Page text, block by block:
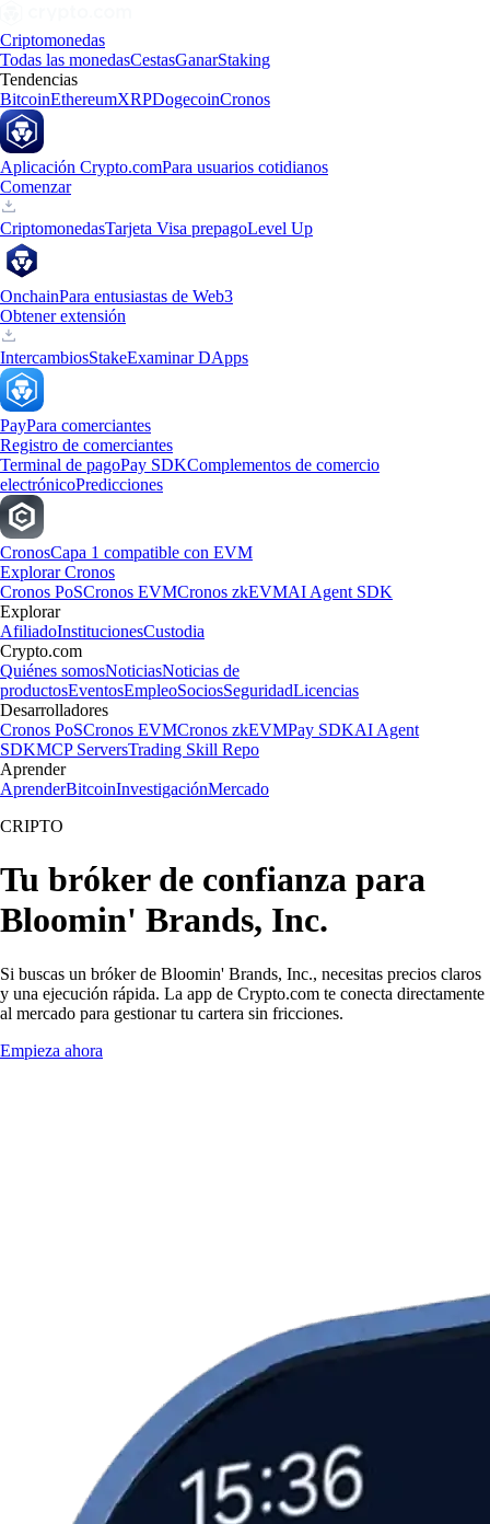
Criptomonedas
Todas las monedasCestasGanarStaking
Tendencias
BitcoinEthereumXRPDogecoinCronos
Aplicación Crypto.comPara usuarios cotidianos
Comenzar
CriptomonedasTarjeta Visa prepagoLevel Up
OnchainPara entusiastas de Web3
Obtener extensión
IntercambiosStakeExaminar DApps
PayPara comerciantes
Registro de comerciantes
Terminal de pagoPay SDKComplementos de comercio
electrónicoPredicciones
CronosCapa 1 compatible con EVM
Explorar Cronos
Cronos PoSCronos EVMCronos zkEVMAI Agent SDK
Explorar
AfiliadoInstitucionesCustodia
Crypto.com
Quiénes somosNoticiasNoticias de
productosEventosEmpleoSociosSeguridadLicencias
Desarrolladores
Cronos PoSCronos EVMCronos zkEVMPay SDKAI Agent
SDKMCP ServersTrading Skill Repo
Aprender
AprenderBitcoinInvestigaciónMercado
CRIPTO
Tu bróker de confianza para
Bloomin' Brands, Inc.
Si buscas un bróker de Bloomin' Brands, Inc., necesitas precios claros
y una ejecución rápida. La app de Crypto.com te conecta directamente
al mercado para gestionar tu cartera sin fricciones.
Empieza ahora